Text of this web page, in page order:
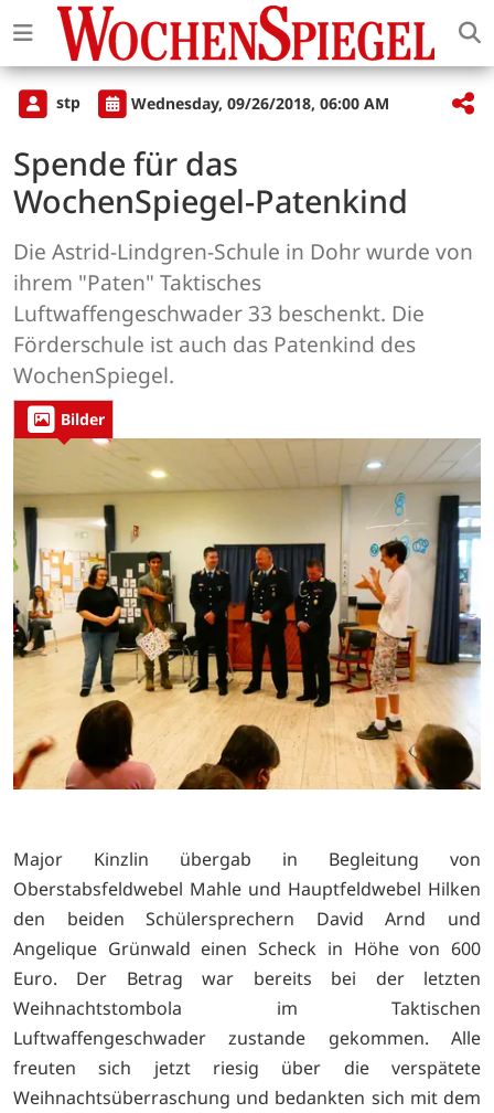
stp Wednesday, 09/26/2018, 06:00 AM
Spende für das
WochenSpiegel-Patenkind
Die Astrid-Lindgren-Schule in Dohr wurde von
ihrem "Paten" Taktisches
Luftwaffengeschwader 33 beschenkt. Die
Förderschule ist auch das Patenkind des
WochenSpiegel.
Bilder
Major Kinzlin übergab in Begleitung von
Oberstabsfeldwebel Mahle und Hauptfeldwebel Hilken
den beiden Schülersprechern David Arnd und
Angelique Grünwald einen Scheck in Höhe von 600
Euro. Der Betrag war bereits bei der letzten
Weihnachtstombola im Taktischen
Luftwaffengeschwader zustande gekommen. Alle
freuten sich jetzt riesig über die verspätete
Weihnachtsüberraschung und bedankten sich mit dem